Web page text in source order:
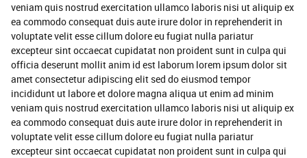
veniam quis nostrud exercitation ullamco laboris nisi ut aliquip ex
ea commodo consequat duis aute irure dolor in reprehenderit in
voluptate velit esse cillum dolore eu fugiat nulla pariatur
excepteur sint occaecat cupidatat non proident sunt in culpa qui
officia deserunt mollit anim id est laborum lorem ipsum dolor sit
amet consectetur adipiscing elit sed do eiusmod tempor
incididunt ut labore et dolore magna aliqua ut enim ad minim
veniam quis nostrud exercitation ullamco laboris nisi ut aliquip ex
ea commodo consequat duis aute irure dolor in reprehenderit in
voluptate velit esse cillum dolore eu fugiat nulla pariatur
excepteur sint occaecat cupidatat non proident sunt in culpa qui